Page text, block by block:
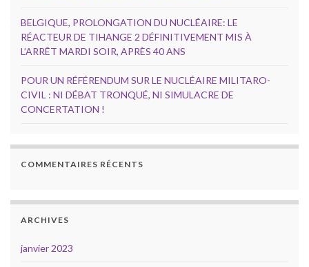
BELGIQUE, PROLONGATION DU NUCLÉAIRE: LE
RÉACTEUR DE TIHANGE 2 DÉFINITIVEMENT MIS À
L’ARRÊT MARDI SOIR, APRÈS 40 ANS
POUR UN RÉFÉRENDUM SUR LE NUCLÉAIRE MILITARO-
CIVIL : NI DÉBAT TRONQUÉ, NI SIMULACRE DE
CONCERTATION !
COMMENTAIRES RÉCENTS
ARCHIVES
janvier 2023